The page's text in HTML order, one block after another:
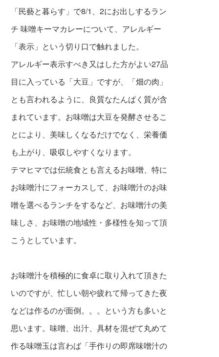
「民藝と暮らす」で8/1、2にお出しするラン
チ 味噌キーマカレーについて、アレルギー
「表示」という切り口で触れました。
アレルギー表示すべき又はした方がよい27品
目に入っている「大豆」ですが、「畑の肉」
とも言われるように、良質なたんぱく質が含
まれています。お味噌は大豆を発酵させるこ
とにより、美味しくなるだけでなく、栄養価
も上がり、吸収しやすくなります。
テマヒマでは伝統食とも言えるお味噌、特に
お味噌汁にフォーカスして、お味噌汁のお味
噌を選べるランチをするなど、お味噌汁の美
味しさ、お味噌の地域性・多様性を知って頂
こうとしています。
お味噌汁を積極的に食卓に取り入れて頂きた
いのですが、忙しい朝や疲れて帰ってきた夜
などは作るのが面倒。。。という方も多いと
思います。味噌、出汁、具材を混ぜて丸めて
作る味噌玉は言わば「手作りの即席味噌汁の